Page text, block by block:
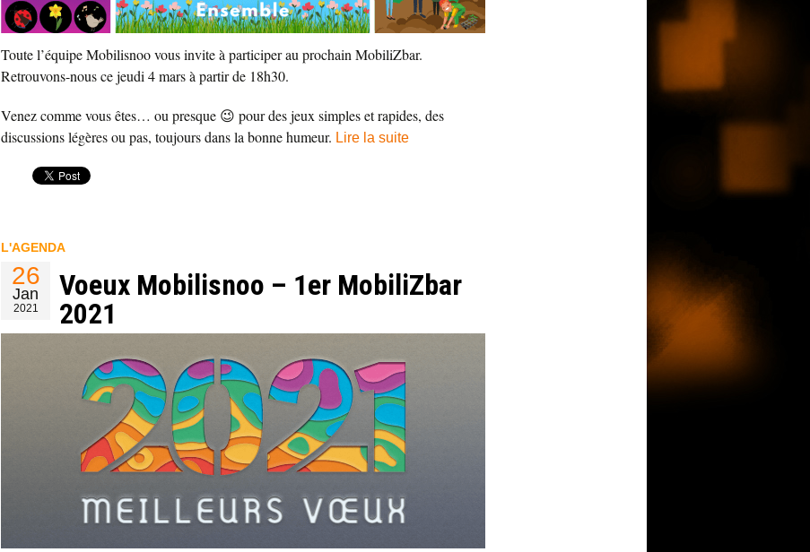
Toute l’équipe Mobilisnoo vous invite à participer au prochain MobiliZbar.
Retrouvons-nous ce jeudi 4 mars à partir de 18h30.
Venez comme vous êtes… ou presque 😉 pour des jeux simples et rapides, des
discussions légères ou pas, toujours dans la bonne humeur. Lire la suite
L'AGENDA
26
Jan
2021
Voeux Mobilisnoo – 1er MobiliZbar
2021